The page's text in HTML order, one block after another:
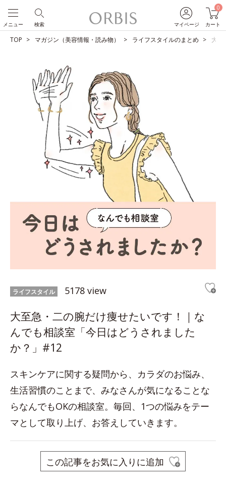
マイページ
0
カート
検索
メニュー
TOP マガジン（美容情報・読み物） ライフスタイルのまとめ 大至
ライフスタイル 5178 view
大至急・二の腕だけ痩せたいです！｜な
んでも相談室「今日はどうされました
か？」#12
スキンケアに関する疑問から、カラダのお悩み、
生活習慣のことまで、みなさんが気になることな
らなんでもOKの相談室。毎回、1つの悩みをテー
マとして取り上げ、お答えしていきます。
この記事をお気に入りに追加